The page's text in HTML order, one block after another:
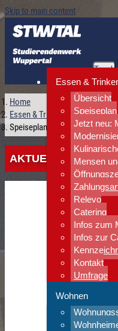
Skip to main content
Toggle
Essen &
Übersicht
Speiseplan
Jetzt neu:
Mensen
Relevo
Catering
Infos zum
Infos zur
Kontakt
Umfrage
Wohnen
Home
Essen & Trinken
Speiseplan
AKTUELLE